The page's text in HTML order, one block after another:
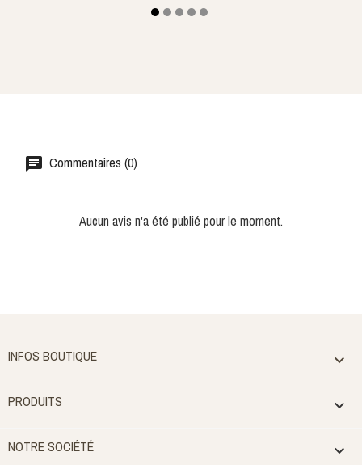
Commentaires (0)
Aucun avis n'a été publié pour le moment.
INFOS BOUTIQUE 
PRODUITS 
NOTRE SOCIÉTÉ 